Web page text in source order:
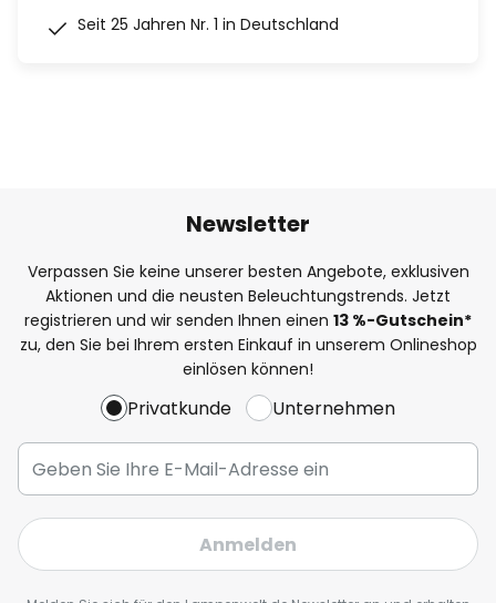
Seit 25 Jahren Nr. 1 in Deutschland
Newsletter
Verpassen Sie keine unserer besten Angebote, exklusiven
Aktionen und die neusten Beleuchtungstrends. Jetzt
registrieren und wir senden Ihnen einen 13 %-Gutschein*
zu, den Sie bei Ihrem ersten Einkauf in unserem Onlineshop
einlösen können!
Privatkunde Unternehmen
Anmelden